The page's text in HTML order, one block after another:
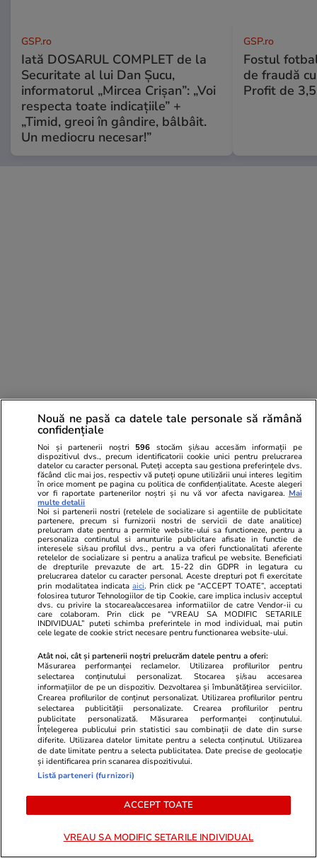
GSP.ro
Iată DOSARUL COMPLET de la
Securitate al lui Dan Șucu,
informatorul „Mircea Crișan”: „Voi
respecta toate indicațiile” +
„Timid, greoi în gândire, bâlbâit.
Un mediocru necesar!”
GSP.ro
Fostul
de fraudă
Profit de
PARTENERI
Mediafax.ro
NOI SCUMPIRI la carburanți.
Motorina sare de 10 lei pe litru la
Petrom și Rompetrol
StirileKanalD.ro
Femeie
făcea plajă:
PROMO
Nouă ne pasă ca datele tale personale să rămână
confidențiale
Noi și partenerii noștri 596 stocăm și/sau accesăm informații pe
dispozitivul dvs., precum identificatorii cookie unici pentru prelucrarea
datelor cu caracter personal. Puteți accepta sau gestiona preferințele dvs.
făcând clic mai jos, respectiv vă puteți opune utilizării unui interes legitim
în orice moment pe pagina cu politica de confidențialitate. Aceste alegeri
vor fi raportate partenerilor noștri și nu vă vor afecta navigarea. Mai
multe detalii
Noi si partenerii nostri (retelele de socializare si agentiile de publicitate
partenere, precum si furnizorii nostri de servicii de date analitice)
prelucram date pentru a permite website-ului sa functioneze, pentru a
personaliza continutul si anunturile publicitare afisate in functie de
interesele si/sau profilul dvs., pentru a va oferi functionalitati aferente
retelelor de socializare si pentru a analiza traficul pe website. Beneficiati
de drepturile prevazute de art. 15-22 din GDPR in legatura cu
prelucrarea datelor cu caracter personal. Aceste drepturi pot fi exercitate
prin modalitatea indicataaici. Prin click pe “ACCEPT TOATE”, acceptati
folosirea tuturor Tehnologiilor de tip Cookie, care implica inclusiv acceptul
dvs. cu privire la stocarea/accesarea informatiilor de catre Vendor-ii cu
care colaboram. Prin click pe “VREAU SA MODIFIC SETARILE
INDIVIDUAL” puteti schimba preferintele in mod individual, mai putin
cele legate de cookie strict necesare pentru functionarea website-ului.
Atât noi, cât și partenerii noștri prelucrăm datele pentru a oferi:
Măsurarea performanței reclamelor. Utilizarea profilurilor pentru
selectarea conținutului personalizat. Stocarea și/sau accesarea
informațiilor de pe un dispozitiv. Dezvoltarea și îmbunătățirea serviciilor.
Crearea profilurilor de conținut personalizat. Utilizarea profilurilor pentru
selectarea publicității personalizate. Crearea profilurilor pentru
publicitate personalizată. Măsurarea performanței conținutului.
Înțelegerea publicului prin statistici sau combinații de date din surse
diferite. Utilizarea datelor limitate pentru a selecta conținutul. Utilizarea
de date limitate pentru a selecta publicitatea. Date precise de geolocație
și identificarea prin scanarea dispozitivului.
Listă parteneri (furnizori)
ACCEPT TOATE
VREAU SA MODIFIC SETARILE INDIVIDUAL